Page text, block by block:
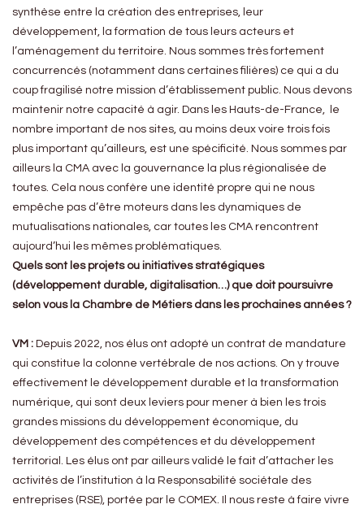
synthèse entre la création des entreprises, leur
développement, la formation de tous leurs acteurs et
l’aménagement du territoire. Nous sommes très fortement
concurrencés (notamment dans certaines filières) ce qui a du
coup fragilisé notre mission d’établissement public. Nous devons
maintenir notre capacité à agir. Dans les Hauts-de-France, le
nombre important de nos sites, au moins deux voire trois fois
plus important qu’ailleurs, est une spécificité. Nous sommes par
ailleurs la CMA avec la gouvernance la plus régionalisée de
toutes. Cela nous confère une identité propre qui ne nous
empêche pas d’être moteurs dans les dynamiques de
mutualisations nationales, car toutes les CMA rencontrent
aujourd’hui les mêmes problématiques.
Quels sont les projets ou initiatives stratégiques
(développement durable, digitalisation…) que doit poursuivre
selon vous la Chambre de Métiers dans les prochaines années ?
VM : Depuis 2022, nos élus ont adopté un contrat de mandature
qui constitue la colonne vertébrale de nos actions. On y trouve
effectivement le développement durable et la transformation
numérique, qui sont deux leviers pour mener à bien les trois
grandes missions du développement économique, du
développement des compétences et du développement
territorial. Les élus ont par ailleurs validé le fait d’attacher les
activités de l’institution à la Responsabilité sociétale des
entreprises (RSE), portée par le COMEX. Il nous reste à faire vivre